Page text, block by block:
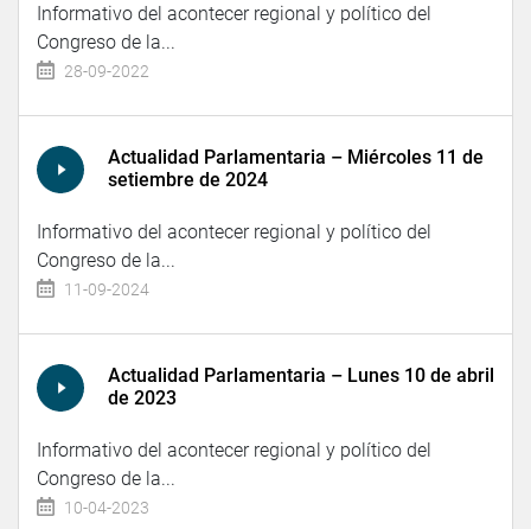
Informativo del acontecer regional y político del
Congreso de la...
28-09-2022
Actualidad Parlamentaria – Miércoles 11 de
setiembre de 2024
Informativo del acontecer regional y político del
Congreso de la...
11-09-2024
Actualidad Parlamentaria – Lunes 10 de abril
de 2023
Informativo del acontecer regional y político del
Congreso de la...
10-04-2023